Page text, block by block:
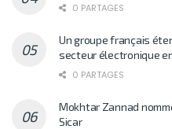
0 PARTAGES
Un groupe français
secteur électronique
0 PARTAGES
Mokhtar Zannad
Sicar